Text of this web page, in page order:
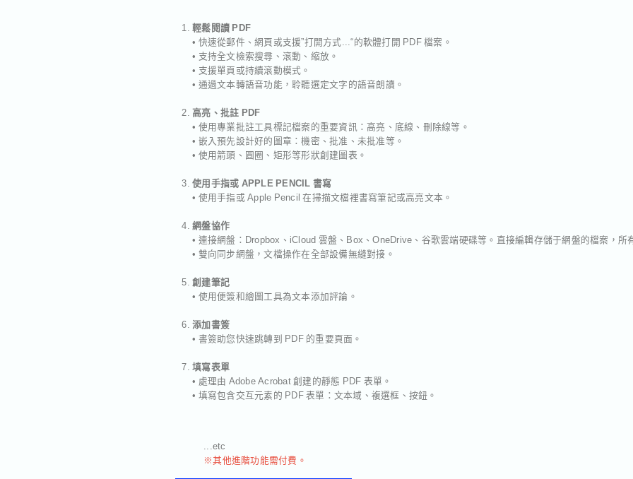
輕鬆閱讀 PDF
• 快速從郵件、網頁或支援”打開方式...“的軟體打開 PDF 檔案。
• 支持全文檢索搜尋、滾動、縮放。
• 支援單頁或持續滾動模式。
• 通過文本轉語音功能，聆聽選定文字的語音朗讀。
高亮、批註 PDF
• 使用專業批註工具標記檔案的重要資訊：高亮、底線、刪除線等。
• 嵌入預先設計好的圖章：機密、批准、未批准等。
• 使用箭頭、圓圈、矩形等形狀創建圖表。
使用手指或 APPLE PENCIL 書寫
• 使用手指或 Apple Pencil 在掃描文檔裡書寫筆記或高亮文本。
網盤協作
• 連接網盤：Dropbox、iCloud 雲盤、Box、OneDrive、谷歌雲端硬碟等。直接編輯存儲于網盤的檔案，所
• 雙向同步網盤，文檔操作在全部設備無縫對接。
創建筆記
• 使用便簽和繪圖工具為文本添加評論。
添加書簽
• 書簽助您快速跳轉到 PDF 的重要頁面。
填寫表單
• 處理由 Adobe Acrobat 創建的靜態 PDF 表單。
• 填寫包含交互元素的 PDF 表單：文本域、複選框、按鈕。
...etc
※其他進階功能需付費。